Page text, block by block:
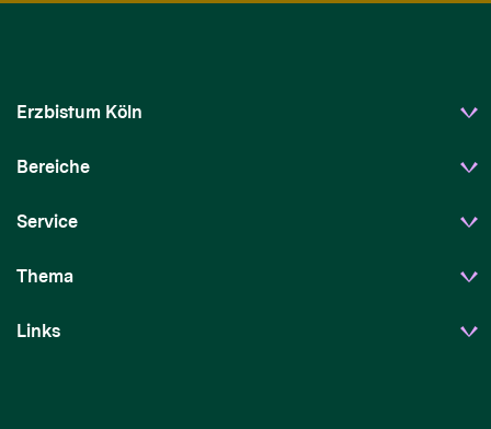
Erzbistum Köln
Bereiche
Service
Thema
Links